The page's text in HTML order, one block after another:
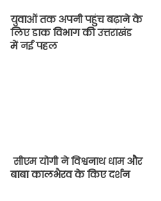
युवाओं तक अपनी पहुंच बढ़ाने के
लिए डाक विभाग की उत्तराखंड
में नई पहल
सीएम योगी ने विश्वनाथ धाम और
बाबा कालभैरव के किए दर्शन